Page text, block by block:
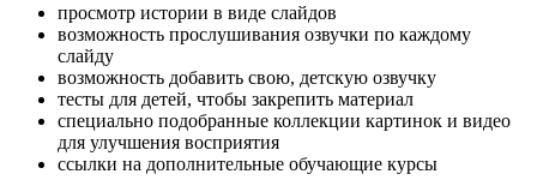
просмотр истории в виде слайдов
возможность прослушивания озвучки по каждому
слайду
возможность добавить свою, детскую озвучку
тесты для детей, чтобы закрепить материал
специально подобранные коллекции картинок и видео
для улучшения восприятия
ссылки на дополнительные обучающие курсы